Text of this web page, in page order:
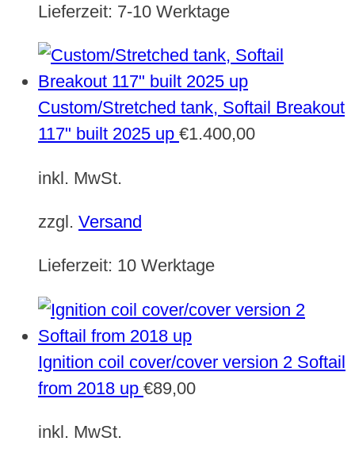
Lieferzeit: 7-10 Werktage
Custom/Stretched tank, Softail Breakout
117" built 2025 up €1.400,00
inkl. MwSt.
zzgl. Versand
Lieferzeit: 10 Werktage
Ignition coil cover/cover version 2 Softail
from 2018 up €89,00
inkl. MwSt.